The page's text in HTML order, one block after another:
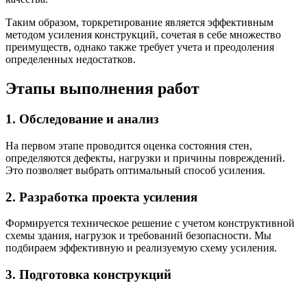
Таким образом, торкретирование является эффективным
методом усиления конструкций, сочетая в себе множество
преимуществ, однако также требует учета и преодоления
определенных недостатков.
Этапы выполнения работ
1. Обследование и анализ
На первом этапе проводится оценка состояния стен,
определяются дефекты, нагрузки и причины повреждений.
Это позволяет выбрать оптимальный способ усиления.
2. Разработка проекта усиления
Формируется техническое решение с учетом конструктивной
схемы здания, нагрузок и требований безопасности. Мы
подбираем эффективную и реализуемую схему усиления.
3. Подготовка конструкций